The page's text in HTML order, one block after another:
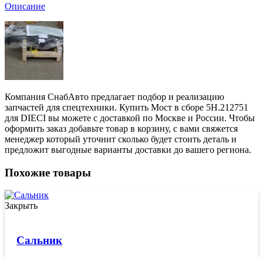
Описание
Компания СнабАвто предлагает подбор и реализацию
запчастей для спецтехники. Купить Мост в сборе 5H.212751
для DIECI вы можете с доставкой по Москве и России. Чтобы
оформить заказ добавьте товар в корзину, с вами свяжется
менеджер который уточнит сколько будет стоить деталь и
предложит выгодные варианты доставки до вашего региона.
Похожие товары
Закрыть
Сальник